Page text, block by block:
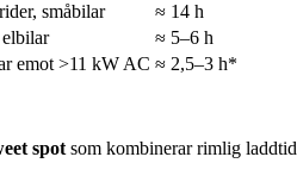
småbilar
≈ 14 h
≈ 5–6 h
emot >11 kW AC ≈ 2,5–3 h*
spot som kombinerar rimlig